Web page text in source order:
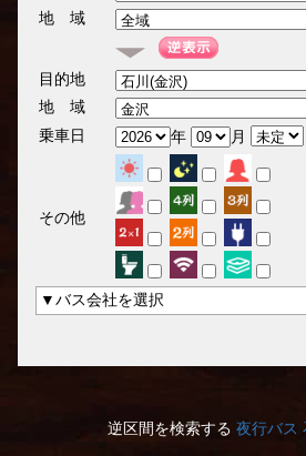
地 域
目的地
地 域
乗車日
年 月
その他
▼バス会社を選択
逆区間を検索する 夜行バス